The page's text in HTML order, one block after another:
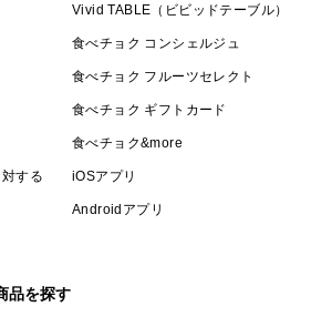
する
Vivid TABLE（ビビッドテーブル）
食べチョク コンシェルジュ
食べチョク フルーツセレクト
食べチョク ギフトカード
食べチョク&more
iOSアプリ
Androidアプリ
品を探す